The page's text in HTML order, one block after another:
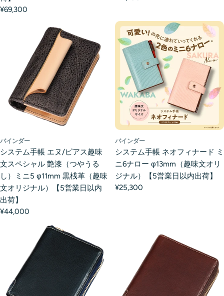
¥69,300
バインダー
システム手帳 エヌ/ピアス趣味
文スペシャル 艶漆（つやうる
し）ミニ5 φ11mm 黒桟革（趣味
文オリジナル）【5営業日以内
出荷】
¥44,000
バインダー
システム手帳 ネオフィナード ミ
ニ6ナロー φ13mm（趣味文オリ
ジナル）【5営業日以内出荷】
¥25,300